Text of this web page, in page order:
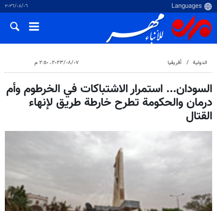
٠٦‏/٠٨‏/٢٠٢٦
الدولية أفريقيا ٠٧‏/٠٨‏/٢٠٢٣، ٢:٥٠ م
السودان... استمرار الاشتباكات في الخرطوم وأم
درمان والحكومة تطرح خارطة طريق لإنهاء
القتال